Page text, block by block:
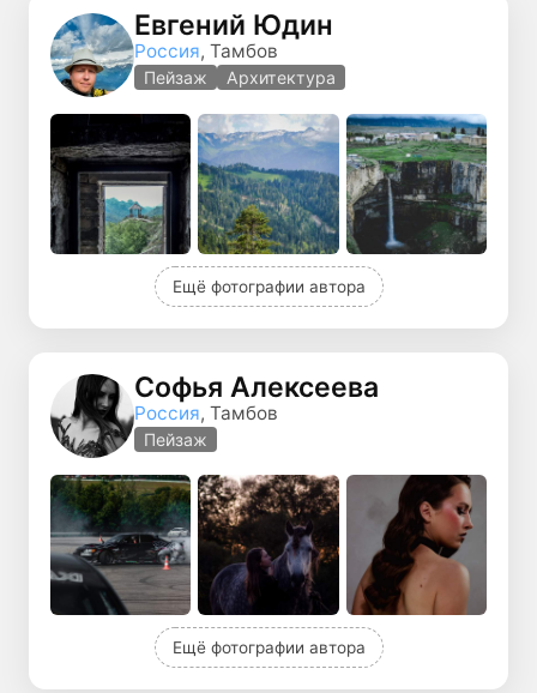
Евгений Юдин
Россия, Тамбов
Пейзаж Архитектура
Ещё фотографии автора
Софья Алексеева
Россия, Тамбов
Пейзаж
Ещё фотографии автора